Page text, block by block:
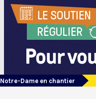
Notre-Dame en chantier